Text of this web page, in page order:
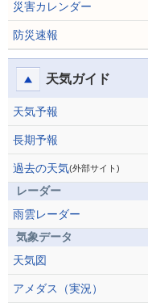
災害カレンダー
防災速報
天気ガイド
天気予報
長期予報
過去の天気(外部サイト)
レーダー
雨雲レーダー
気象データ
天気図
アメダス（実況）